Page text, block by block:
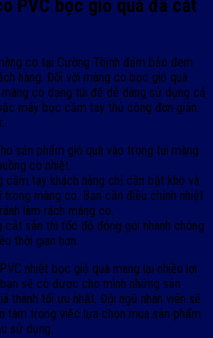
PVC bọc giỏ quà đã cắt
co tại Cường Thịnh đảm bảo đem
hàng. Đối với màng co bọc giỏ quà
co dạng túi để dễ dàng sử dụng cả
máy bọc cầm tay thủ công đơn giản.
sản phẩm giỏ quà vào trong túi màng
co nhiệt.
cầm tay khách hàng chỉ cần bật khò và
màng co. Bạn cần điều chỉnh nhiệt
làm rách màng co.
cắt sẵn thì tốc độ đóng gói nhanh chóng
thời gian hơn.
nhiệt bọc giỏ quà mang lại nhiều lợi
sẽ có được cho mình những sản
thành tối ưu nhất. Đội ngũ nhân viên sẽ
tâm trong việc lựa chọn mua sản phẩm
sử dụng.